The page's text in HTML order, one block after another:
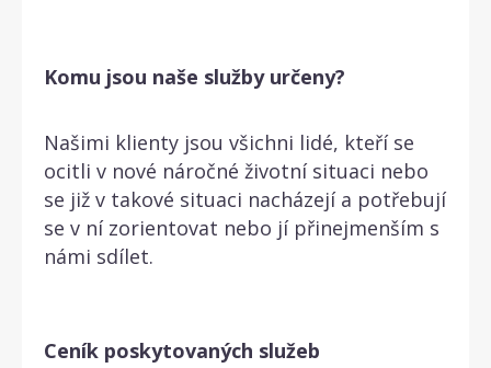
Komu jsou naše služby určeny?
Našimi klienty jsou všichni lidé, kteří se
ocitli v nové náročné životní situaci nebo
se již v takové situaci nacházejí a potřebují
se v ní zorientovat nebo jí přinejmenším s
námi sdílet.
Ceník poskytovaných služeb